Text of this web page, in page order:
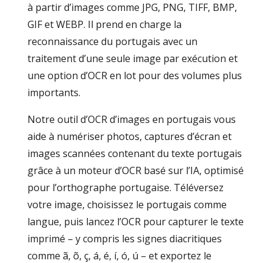
à partir d’images comme JPG, PNG, TIFF, BMP,
GIF et WEBP. Il prend en charge la
reconnaissance du portugais avec un
traitement d’une seule image par exécution et
une option d’OCR en lot pour des volumes plus
importants.
Notre outil d’OCR d’images en portugais vous
aide à numériser photos, captures d’écran et
images scannées contenant du texte portugais
grâce à un moteur d’OCR basé sur l’IA, optimisé
pour l’orthographe portugaise. Téléversez
votre image, choisissez le portugais comme
langue, puis lancez l’OCR pour capturer le texte
imprimé – y compris les signes diacritiques
comme ã, õ, ç, á, é, í, ó, ú – et exportez le